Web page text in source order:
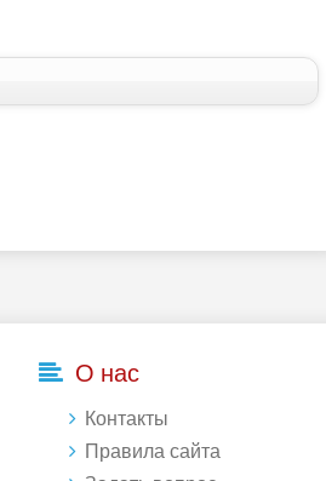
О нас
Контакты
Правила сайта